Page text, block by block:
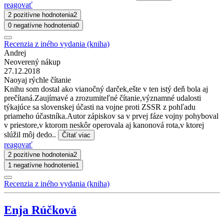
reagovať
2 pozitívne hodnotenia2
0 negatívne hodnotenia0
Recenzia z iného vydania (kniha)
Andrej
Neoverený nákup
27.12.2018
Naoyaj rýchle čítanie
Knihu som dostal ako vianočný darček,ešte v ten istý deň bola aj
prečítaná.Zaujímavé a zrozumiteľné čítanie,významné udalosti
týkajúce sa slovenskej účasti na vojne proti ZSSR z pohľadu
priameho účastníka.Autor zápiskov sa v prvej fáze vojny pohyboval
v priestore,v ktorom neskôr operovala aj kanonová rota,v ktorej
slúžil môj dedo..
Čítať viac
reagovať
2 pozitívne hodnotenia2
1 negatívne hodnotenie1
Recenzia z iného vydania (kniha)
Enja Rúčková